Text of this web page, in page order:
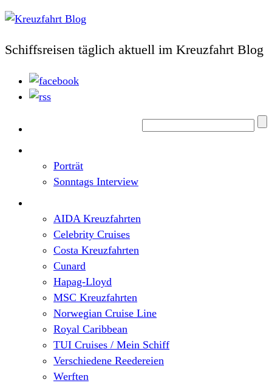
Schiffsreisen täglich aktuell im Kreuzfahrt Blog
Porträt
Sonntags Interview
AIDA Kreuzfahrten
Celebrity Cruises
Costa Kreuzfahrten
Cunard
Hapag-Lloyd
MSC Kreuzfahrten
Norwegian Cruise Line
Royal Caribbean
TUI Cruises / Mein Schiff
Verschiedene Reedereien
Werften